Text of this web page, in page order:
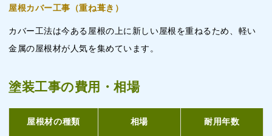
屋根カバー工事（重ね葺き）
カバー工法は今ある屋根の上に新しい屋根を重ねるため、軽い
金属の屋根材が人気を集めています。
塗装工事の費用・相場
屋根材の種類 相場 耐用年数